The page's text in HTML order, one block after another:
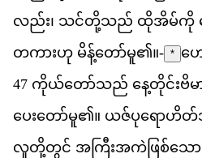
လည်း၊ သငတသည ထအမက
တကဟ မနတမူ၏။- * ဟ
47 ကယတသည နတငဗ
ပတမူ၏။ ယဇပရဟတ
လတတင အ ကအက ဖစသ